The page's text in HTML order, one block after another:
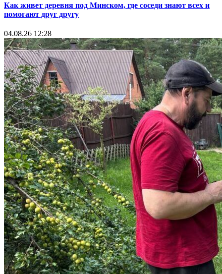
Как живет деревня под Минском, где соседи знают всех и
помогают друг другу
04.08.26 12:28